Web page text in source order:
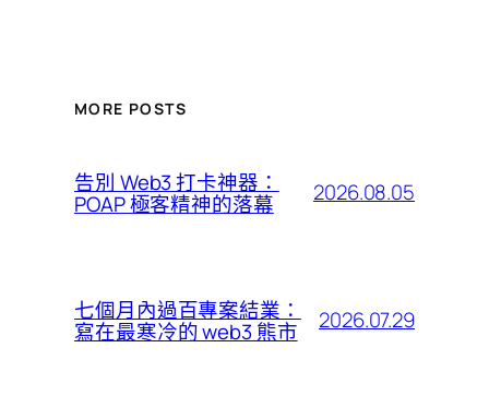
MORE POSTS
告別 Web3 打卡神器：
POAP 極客精神的落幕 2026.08.05
七個月內過百專案結業：
寫在最寒冷的 web3 熊市 2026.07.29